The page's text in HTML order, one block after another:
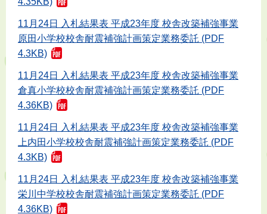
11月24日 入札結果表 平成23年度 校舎改築補強事業
原田小学校校舎耐震補強計画策定業務委託 (PDF
4.3KB)
11月24日 入札結果表 平成23年度 校舎改築補強事業
倉真小学校校舎耐震補強計画策定業務委託 (PDF
4.36KB)
11月24日 入札結果表 平成23年度 校舎改築補強事業
上内田小学校校舎耐震補強計画策定業務委託 (PDF
4.3KB)
11月24日 入札結果表 平成23年度 校舎改築補強事業
栄川中学校校舎耐震補強計画策定業務委託 (PDF
4.36KB)